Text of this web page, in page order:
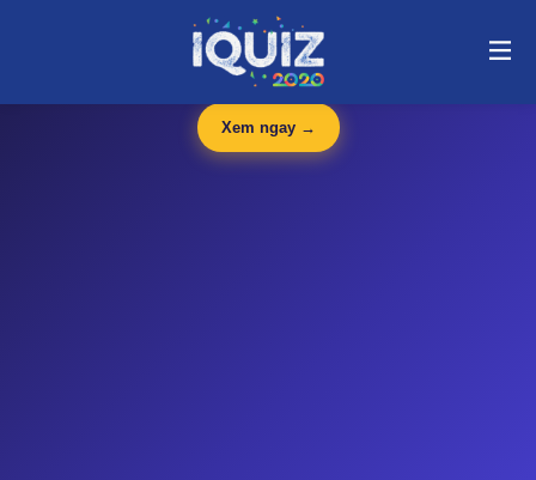
Thiết kế kĩ thuật Quiz | i-quiz.vn@stop article@stop
🛍️
— Văn phòng phẩm, dụng cụ học tập giá tốt
Xem ngay →